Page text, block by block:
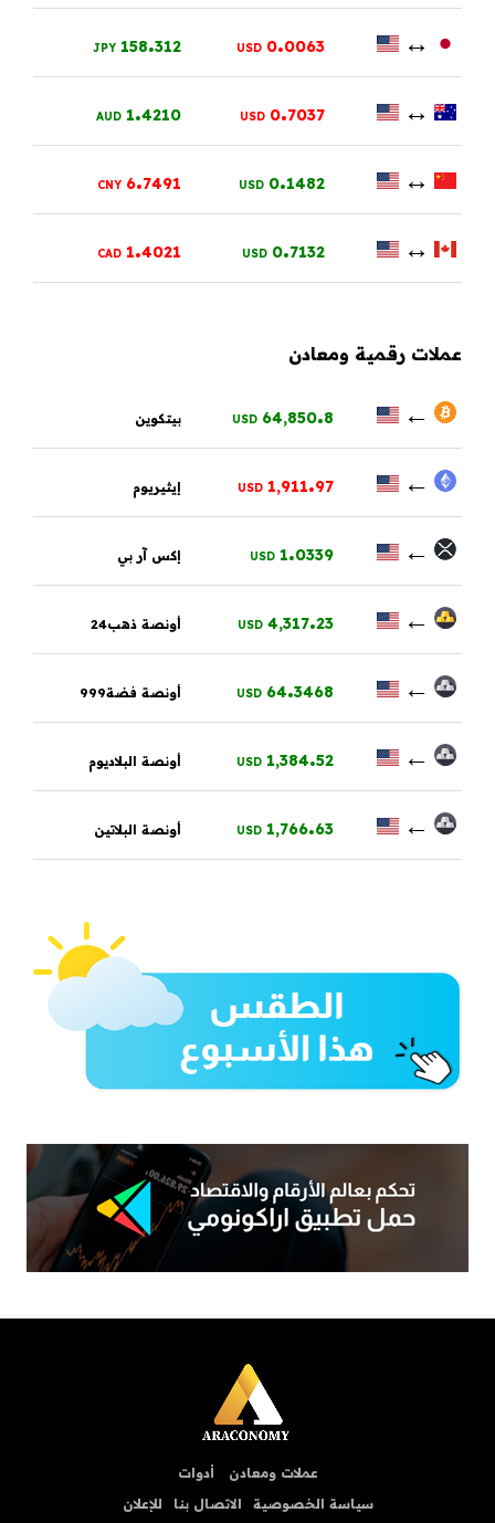
↔
0.0063
USD
158.312
JPY
↔
0.7037
USD
1.4210
AUD
↔
0.1482
USD
6.7491
CNY
↔
0.7132
USD
1.4021
CAD
عملات رقمية ومعادن
←
64,850.8
USD بيتكوين
←
1,911.97
USD إيثيريوم
←
1.0339
USD إكس آر بي
←
4,317.23
USD أونصة ذهب24
←
64.3468
USD أونصة فضة999
←
1,384.52
USD أونصة البلاديوم
←
1,766.63
USD أونصة البلاتين
عملات ومعادن
أدوات
سياسة الخصوصية
الاتصال بنا للإعلان